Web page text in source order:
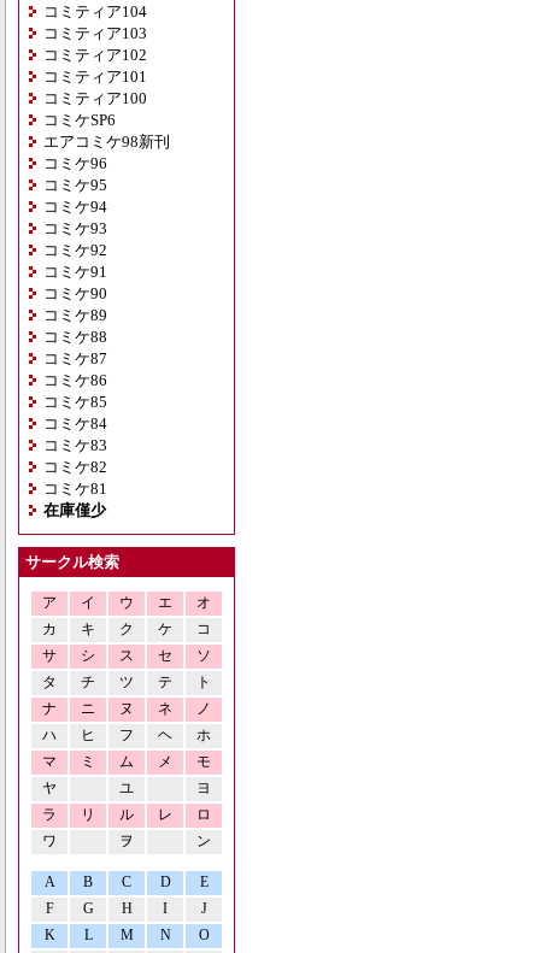
コミティア104
コミティア103
コミティア102
コミティア101
コミティア100
コミケSP6
エアコミケ98新刊
コミケ96
コミケ95
コミケ94
コミケ93
コミケ92
コミケ91
コミケ90
コミケ89
コミケ88
コミケ87
コミケ86
コミケ85
コミケ84
コミケ83
コミケ82
コミケ81
在庫僅少
サークル検索
ア イ ウ エ
オ
カ
キ ク ケ
コ
サ
シ ス セ
ソ
タ
チ ツ テ
ト
ナ
ニ ヌ ネ
ノ
ハ
ヒ フ ヘ
ホ
マ
ミ ム メ
モ
ヤ
ユ
ヨ
ラ
リ ル レ
ロ
ワ
ヲ ン
A B C D
E
F
G H I
J
K
L M N O